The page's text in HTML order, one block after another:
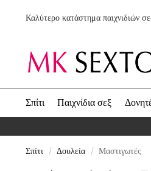
Καλύτερο κατάστημα παιχνιδιών
Σπίτι Παιχνίδια σεξ
Σπίτι / Δουλεία / Μαστιγωτές